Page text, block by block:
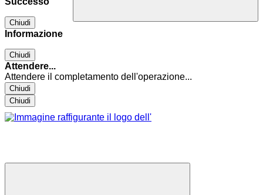
Chiudi
Informazione
Chiudi
Attendere...
Attendere il completamento dell'operazione...
Chiudi
Chiudi